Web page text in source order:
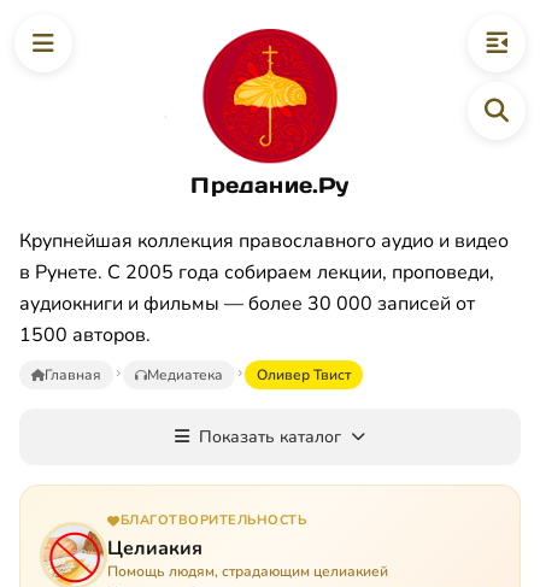
Предание.Ру
Крупнейшая коллекция православного аудио и видео
в Рунете. С 2005 года собираем лекции, проповеди,
аудиокниги и фильмы — более 30 000 записей от
1500 авторов.
Главная Медиатека Оливер Твист
Показать каталог
БЛАГОТВОРИТЕЛЬНОСТЬ
Целиакия
Помощь людям, страдающим целиакией